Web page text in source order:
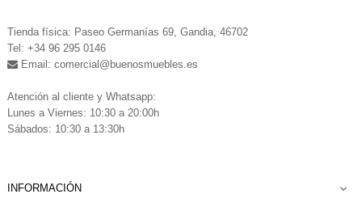
Tienda física: Paseo Germanías 69, Gandia, 46702
Tel: +34 96 295 0146
Email: comercial @buenosmuebles.es
Atención al cliente y Whatsapp:
Lunes a Viernes: 10:30 a 20:00h
Sábados: 10:30 a 13:30h
INFORMACIÓN 